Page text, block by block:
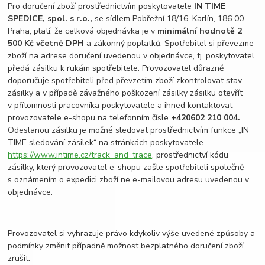
Pro doručení zboží prostřednictvím poskytovatele IN TIME
SPEDICE, spol. s r.o., se sídlem Pobřežní 18/16, Karlín, 186 00
Praha, platí, že celková objednávka je v minimální hodnotě 2
500 Kč včetně DPH a zákonný poplatků. Spotřebitel si převezme
zboží na adrese doručení uvedenou v objednávce, tj. poskytovatel
předá zásilku k rukám spotřebitele. Provozovatel důrazně
doporučuje spotřebiteli před převzetím zboží zkontrolovat stav
zásilky a v případě závažného poškození zásilky zásilku otevřít
v přítomnosti pracovníka poskytovatele a ihned kontaktovat
provozovatele e-shopu na telefonním čísle +420602 210 004.
Odeslanou zásilku je možné sledovat prostřednictvím funkce „IN
TIME sledování zásilek“ na stránkách poskytovatele
https://www.intime.cz/track_and_trace, prostřednictví kódu
zásilky, který provozovatel e-shopu zašle spotřebiteli společně
s oznámením o expedici zboží ne e-mailovou adresu uvedenou v
objednávce.
Provozovatel si vyhrazuje právo kdykoliv výše uvedené způsoby a
podmínky změnit případně možnost bezplatného doručení zboží
zrušit.